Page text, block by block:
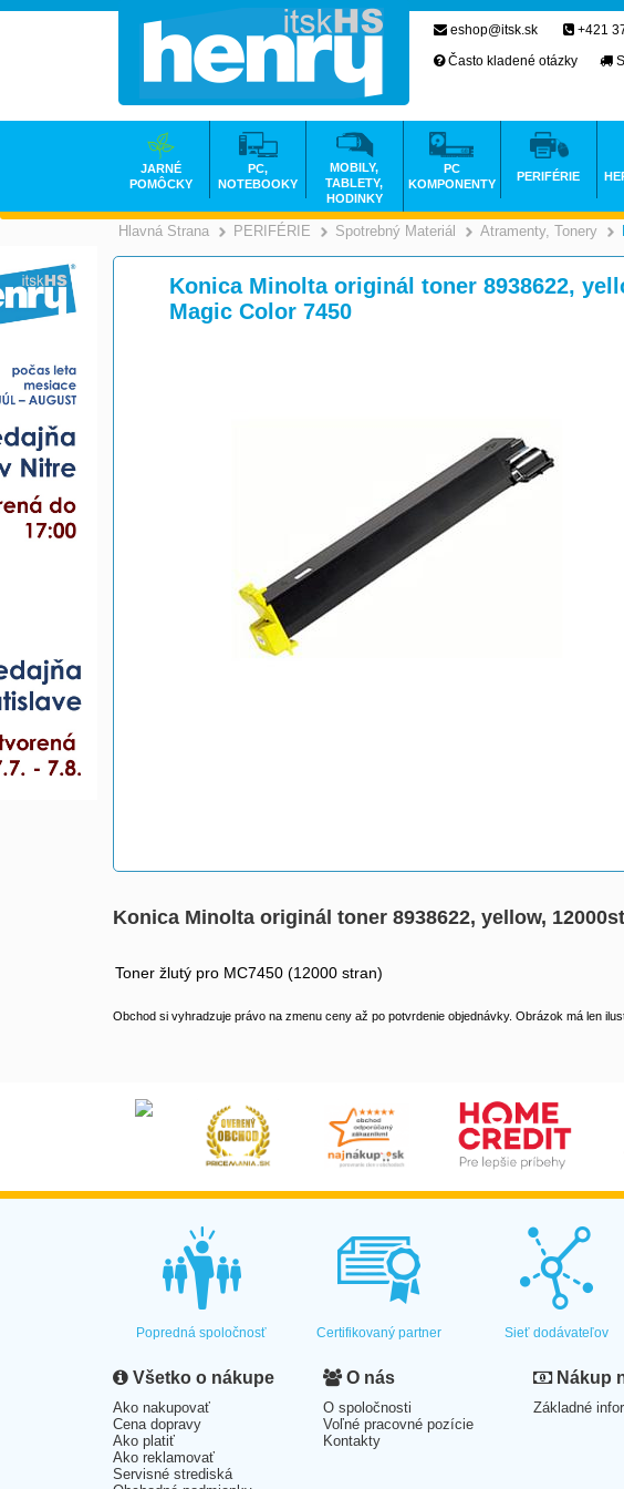
Hlavná Strana >
PERIFÉRIE >
Spotrebný Materiál >
Atramenty, Tonery
Konica Minolta originál toner 8938622,
Magic Color 7450
Konica Minolta originál toner 8938622, yellow,
Toner žlutý pro MC7450 (12000 stran)
Obchod si vyhradzuje právo na zmenu ceny až po potvrdenie objednávky. Obrázok má len
eshop@itsk.sk +421
Často kladené otázky
JARNÉ
POMÔCKY
PC,
NOTEBOOKY
MOBILY,
TABLETY,
HODINKY
PC
KOMPONENTY
PERIFÉRIE
Popredná spoločnosť Certifikovaný partner Sieť dodávateľov
Všetko o nákupe
Ako nakupovať
Cena dopravy
Ako platiť
Ako reklamovať
Servisné strediská
O nás
O spoločnosti
Voľné pracovné pozície
Kontakty
Nákup
Základné